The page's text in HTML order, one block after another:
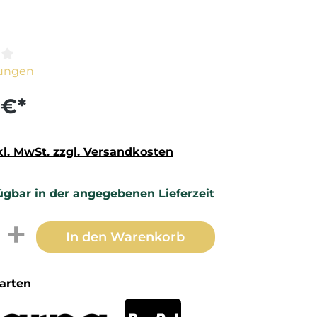
Bewertung von 0 von 5 Sternen
€*
MwSt. zzgl. Versandkosten
in der angegebenen Lieferzeit
Anzahl: Gib den gewünschten
In den Warenkorb